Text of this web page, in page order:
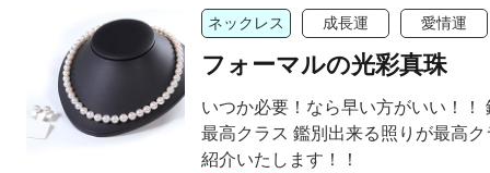
ネックレス 成長運 愛情運
フォーマルの光彩真珠
いつか必要！なら早い方がいい！！
最高クラス 鑑別出来る照りが最高
紹介いたします！！